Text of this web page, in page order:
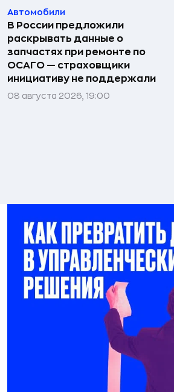
Автомобили
В России предложили
раскрывать данные о
запчастях при ремонте по
ОСАГО — страховщики
инициативу не поддержали
08 августа 2026, 19:00